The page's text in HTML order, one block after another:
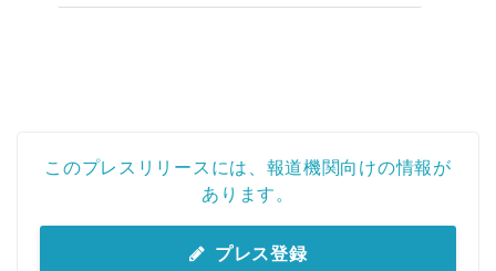
このプレスリリースには、報道機関向けの情報が
あります。
プレス登録